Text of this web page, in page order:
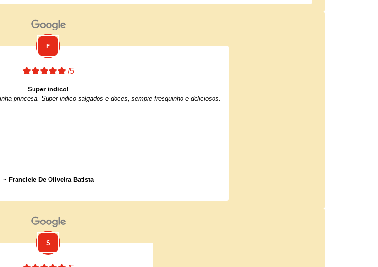
/5
Super indico!
princesa. Super indico salgados e doces, sempre fresquinho e deliciosos.
~ Franciele De Oliveira Batista